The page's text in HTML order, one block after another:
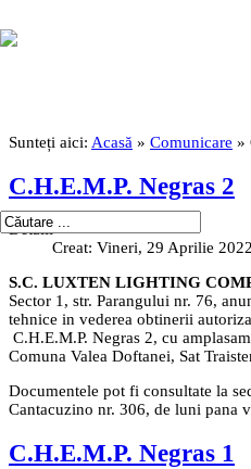
Sunteți aici: Acasă » Comunicare »
C.H.E.M.P. Negras 2
Detalii
Creat: Vineri, 29 Aprilie 2022
S.C. LUXTEN LIGHTING
Sector 1, str. Parangului nr. 76,
tehnice in vederea obtinerii
C.H.E.M.P. Negras 2, cu
Comuna Valea Doftanei, Sat
Documentele pot fi consultate la
Cantacuzino nr. 306, de luni pana
C.H.E.M.P. Negras 1